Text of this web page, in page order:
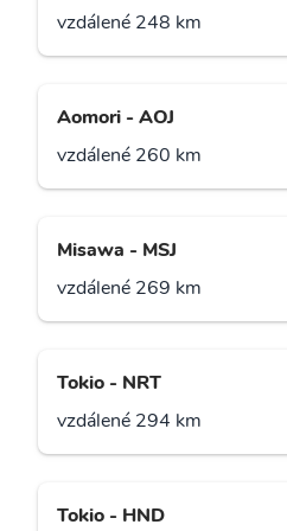
vzdálené 248 km
Aomori - AOJ
vzdálené 260 km
Misawa - MSJ
vzdálené 269 km
Tokio - NRT
vzdálené 294 km
Tokio - HND